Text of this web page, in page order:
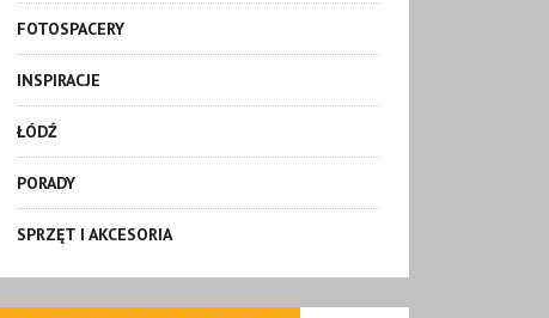
FOTOSPACERY
INSPIRACJE
ŁÓDŹ
PORADY
SPRZĘT I AKCESORIA